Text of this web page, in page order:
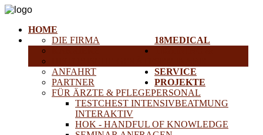
HOME
18MEDICAL
DIE FIRMA
ANFAHRT
PARTNER
FÜR ÄRZTE & PFLEGEPERSONAL
TESTCHEST INTENSIVBEATMUNG
INTERAKTIV
HOK - HANDFUL OF KNOWLEDGE
SERVICE
PROJEKTE